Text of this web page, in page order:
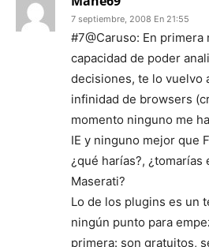
7 septiembre, 2008 En 21:55
#7@Caruso: En primera
capacidad de poder
decisiones, te lo vuelvo
infinidad de browsers
momento ninguno me
IE y ninguno mejor que
¿qué harías?,
Maserati?
Lo de los plugins es un
ningún punto para
primera: son gratuitos,